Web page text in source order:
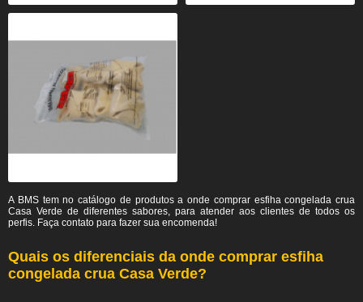
A BMS tem no catálogo de produtos a onde comprar esfiha congelada crua
Casa Verde de diferentes sabores, para atender aos clientes de todos os
perfis. Faça contato para fazer sua encomenda!
Quais os diferenciais da onde comprar esfiha
congelada crua Casa Verde?